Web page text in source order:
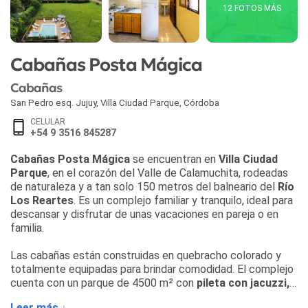
12 FOTOS MÁS
Cabañas Posta Mágica
Cabañas
San Pedro esq. Jujuy, Villa Ciudad Parque Córdoba
CELULAR
+54 9 3516 845287
Cabañas Posta Mágica se encuentran en Villa Ciudad
Parque, en el corazón del Valle de Calamuchita, rodeadas
de naturaleza y a tan solo 150 metros del balneario del Río
Los Reartes. Es un complejo familiar y tranquilo, ideal para
descansar y disfrutar de unas vacaciones en pareja o en
familia.
Las cabañas están construidas en quebracho colorado y
totalmente equipadas para brindar comodidad. El complejo
cuenta con un parque de 4500 m² con pileta con jacuzzi,